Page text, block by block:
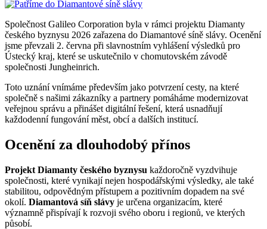
Společnost Galileo Corporation byla v rámci projektu Diamanty
českého byznysu 2026 zařazena do Diamantové síně slávy. Ocenění
jsme převzali 2. června při slavnostním vyhlášení výsledků pro
Ústecký kraj, které se uskutečnilo v chomutovském závodě
společnosti Jungheinrich.
Toto uznání vnímáme především jako potvrzení cesty, na které
společně s našimi zákazníky a partnery pomáháme modernizovat
veřejnou správu a přinášet digitální řešení, která usnadňují
každodenní fungování měst, obcí a dalších institucí.
Ocenění za dlouhodobý přínos
Projekt Diamanty českého byznysu každoročně vyzdvihuje
společnosti, které vynikají nejen hospodářskými výsledky, ale také
stabilitou, odpovědným přístupem a pozitivním dopadem na své
okolí. Diamantová síň slávy je určena organizacím, které
významně přispívají k rozvoji svého oboru i regionů, ve kterých
působí.